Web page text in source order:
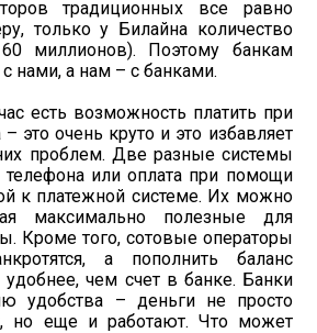
традиционных все равно
только у Билайна количество
миллионов). Поэтому банкам
нами, а нам – с банками.
есть возможность платить при
это очень круто и это избавляет
проблем. Две разные системы
телефона или оплата при помощи
к платежной системе. Их можно
максимально полезные для
Кроме того, сотовые операторы
а пополнить баланс
удобнее, чем счет в банке. Банки
удобства – деньги не просто
но еще и работают. Что может